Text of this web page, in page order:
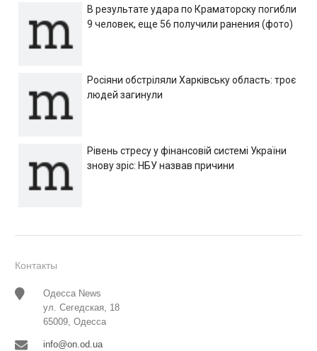
В результате удара по Краматорску погибли
9 человек, еще 56 получили ранения (фото)
Росіяни обстріляли Харківську область: троє
людей загинули
Рівень стресу у фінансовій системі України
знову зріс: НБУ назвав причини
Контакты
Одесса News
ул. Сегедская, 18
65009, Одесса
info@on.od.ua